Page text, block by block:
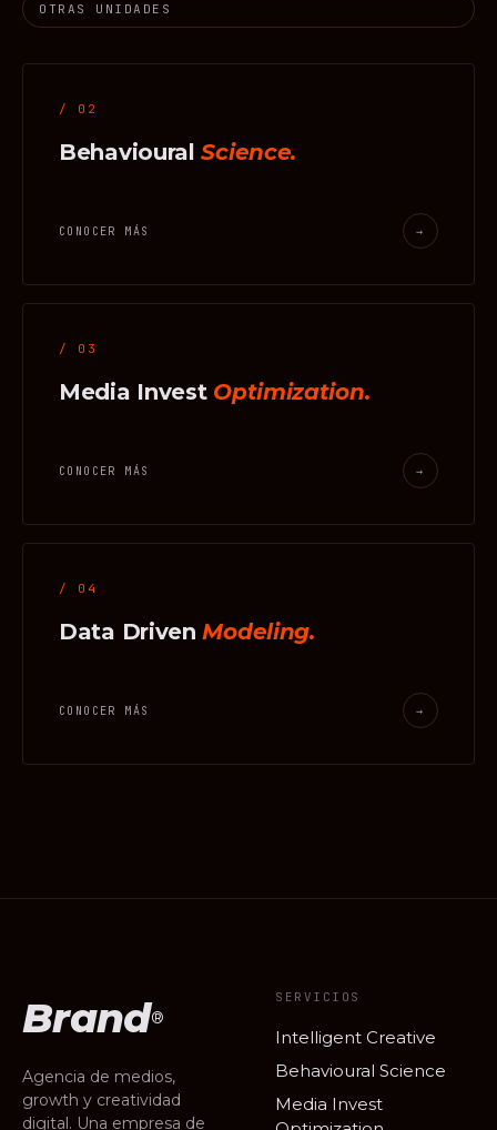
OTRAS UNIDADES
/ 02
BehaviouralScience.
CONOCER MÁS →
/ 03
Media Invest Optimization.
CONOCER MÁS →
/ 04
Data DrivenModeling.
CONOCER MÁS →
Brand®
Agencia de medios,
growth y creatividad
digital. Una empresa de
SERVICIOS
Intelligent Creative
Behavioural Science
Media Invest